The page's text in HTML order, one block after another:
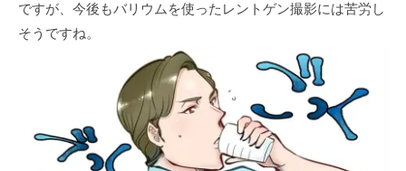
ですが、今後もバリウムを使ったレントゲン撮影には苦労し
そうですね。